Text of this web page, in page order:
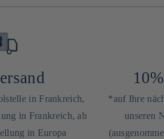
in Frankreich,
in Frankreich, ab
in Europa
*auf Ihre
unseren